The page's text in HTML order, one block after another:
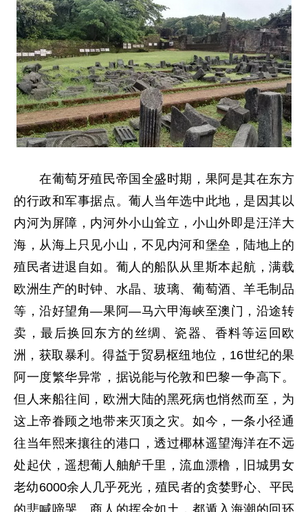
在葡萄牙殖民帝国全盛时期，果阿是其在东方
的行政和军事据点。葡人当年选中此地，是因其以
内河为屏障，内河外小山耸立，小山外即是汪洋大
海，从海上只见小山，不见内河和堡垒，陆地上的
殖民者进退自如。葡人的船队从里斯本起航，满载
欧洲生产的时钟、水晶、玻璃、葡萄酒、羊毛制品
等，沿好望角—果阿—马六甲海峡至澳门，沿途转
卖，最后换回东方的丝绸、瓷器、香料等运回欧
洲，获取暴利。得益于贸易枢纽地位，16世纪的果
阿一度繁华异常，据说能与伦敦和巴黎一争高下。
但人来船往间，欧洲大陆的黑死病也悄然而至，为
这上帝眷顾之地带来灭顶之灾。如今，一条小径通
往当年熙来攘往的港口，透过椰林遥望海洋在不远
处起伏，遥想葡人舳舻千里，流血漂橹，旧城男女
老幼6000余人几乎死光，殖民者的贪婪野心、平民
的悲喊啼哭、商人的挥金如土，都遁入海潮的回环